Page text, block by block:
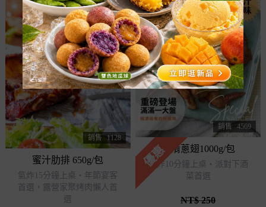
銷售 1128
蜜汁肋排 650g/包
氣炸15分鐘上桌・年節宴客
首選，露營家聚烤肉懶人首
選
銷售 4569
優惠趣啃蔥翅1000g/包
氣炸10分鐘上桌・派對下酒
菜首選
NT$ 250